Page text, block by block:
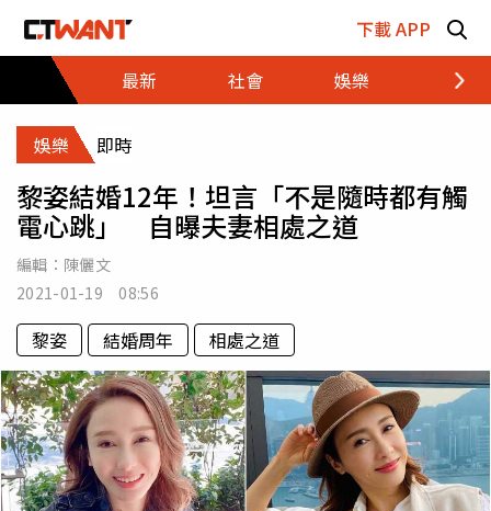
下載 APP
最新
社會 娛樂 財經
娛樂 即時
黎姿結婚12年！坦言「不是隨時都有觸
電心跳」 自曝夫妻相處之道
編輯： 陳儷文
2021-01-19 08:56
黎姿 結婚周年 相處之道